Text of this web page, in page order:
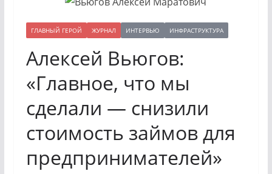
ГЛАВНЫЙ ГЕРОЙ ЖУРНАЛ ИНТЕРВЬЮ ИНФРАСТРУКТУРА
Алексей Вьюгов:
«Главное, что мы
сделали — снизили
стоимость займов для
предпринимателей»